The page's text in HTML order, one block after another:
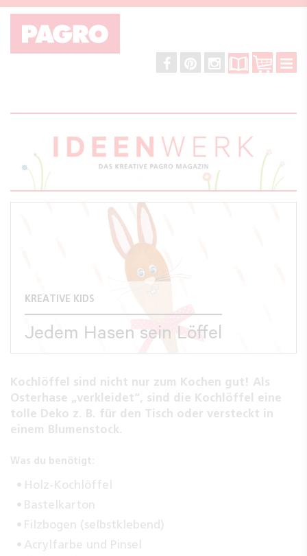
KREATIVE KIDS
Jedem Hasen sein Löffel
Kochlöffel sind nicht nur zum Kochen gut! Als
Osterhase „verkleidet“, sind die Kochlöffel eine
tolle Deko z. B. für den Tisch oder versteckt in
einem Blumenstock.
Was du benötigt:
Holz-Kochlöffel
Bastelkarton
Filzbogen (selbstklebend)
Acrylfarbe und Pinsel